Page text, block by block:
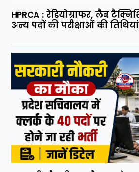
HPRCA : रेडियोग्राफर, लैब
अन्य पदों की परीक्षाओं की